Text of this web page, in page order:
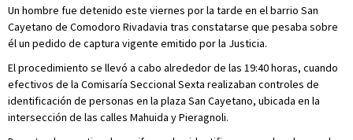
Un hombre fue detenido este viernes por la tarde en el barrio San
Cayetano de Comodoro Rivadavia tras constatarse que pesaba sobre
él un pedido de captura vigente emitido por la Justicia.
El procedimiento se llevó a cabo alrededor de las 19:40 horas, cuando
efectivos de la Comisaría Seccional Sexta realizaban controles de
identificación de personas en la plaza San Cayetano, ubicada en la
intersección de las calles Mahuida y Pieragnoli.